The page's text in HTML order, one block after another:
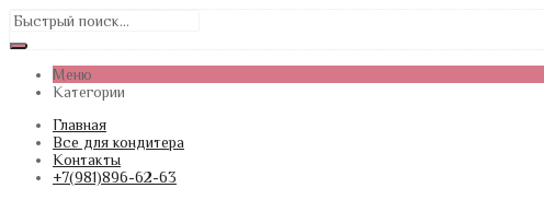
Меню
Категории
Главная
Все для кондитера
Контакты
+7(981)896-62-63